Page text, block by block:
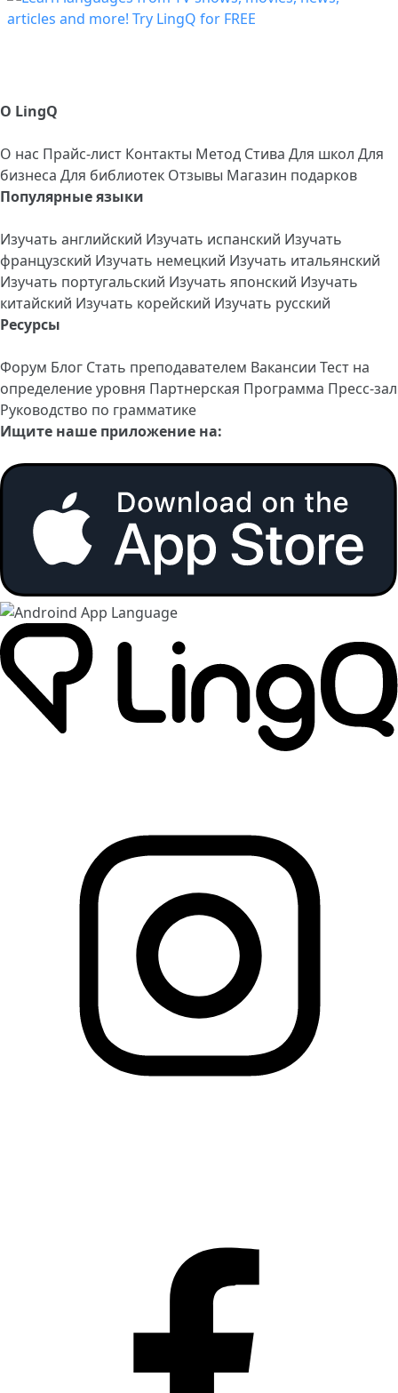
О LingQ
О нас Прайс-лист Контакты Метод Стива Для школ Для
бизнеса Для библиотек Отзывы Магазин подарков
Популярные языки
Изучать английский Изучать испанский Изучать
французский Изучать немецкий Изучать итальянский
Изучать португальский Изучать японский Изучать
китайский Изучать корейский Изучать русский
Ресурсы
Форум Блог Стать преподавателем Вакансии Тест на
определение уровня Партнерская Программа Пресс-зал
Руководство по грамматике
Ищите наше приложение на: